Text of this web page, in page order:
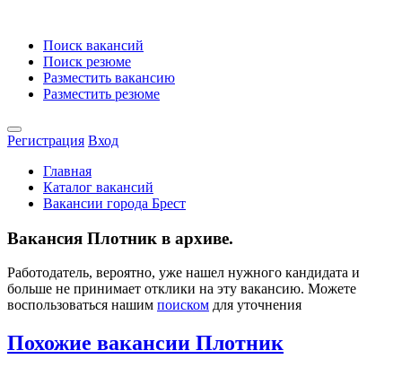
Поиск вакансий
Поиск резюме
Разместить вакансию
Разместить резюме
Регистрация Вход
Главная
Каталог вакансий
Вакансии города Брест
Вакансия Плотник в архиве.
Работодатель, вероятно, уже нашел нужного кандидата и
больше не принимает отклики на эту вакансию. Можете
воспользоваться нашим поиском для уточнения
Похожие вакансии Плотник